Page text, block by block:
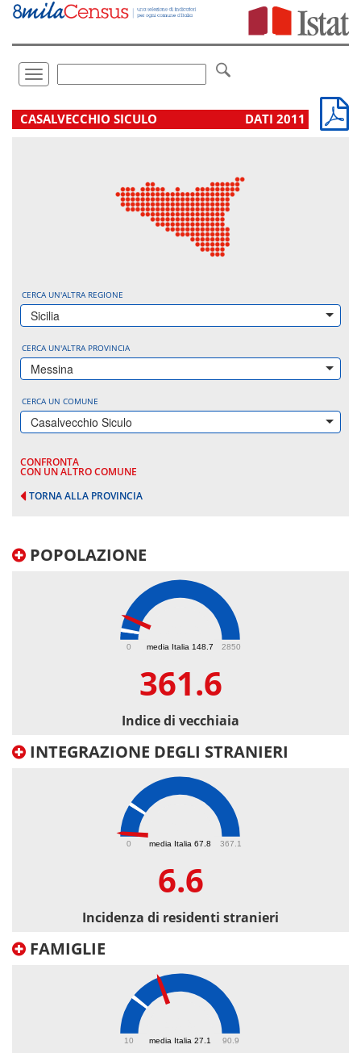
Vai
direttamente
Toggle
navigation
.
CASALVECCHIO SICULO DATI 2011
CERCA UN'ALTRA REGIONE
Sicilia
CERCA UN'ALTRA PROVINCIA
Messina
CERCA UN COMUNE
Casalvecchio Siculo
CONFRONTA
CON UN ALTRO COMUNE
TORNA ALLA PROVINCIA
POPOLAZIONE
media Italia 148.7
0 2850
361.6
Indice di vecchiaia
INTEGRAZIONE DEGLI STRANIERI
media Italia 67.8
0 367.1
6.6
Incidenza di residenti stranieri
FAMIGLIE
media Italia 27.1
10 90.9